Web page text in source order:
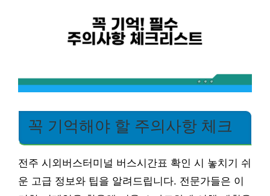
꼭 기억해야 할 주의사항 체크
전주 시외버스터미널 버스시간표 확인 시 놓치기 쉬
운 고급 정보와 팁을 알려드립니다. 전문가들은 이